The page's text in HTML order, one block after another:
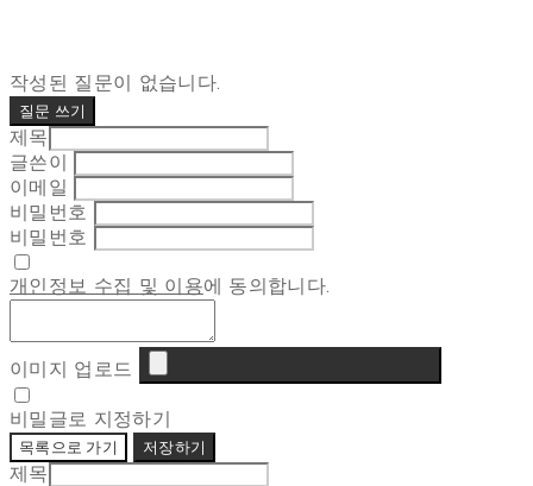
작성된 질문이 없습니다.
질문 쓰기
제목
글쓴이
이메일
비밀번호
비밀번호
개인정보 수집 및 이용에 동의합니다.
이미지 업로드
비밀글로 지정하기
목록으로 가기 저장하기
제목